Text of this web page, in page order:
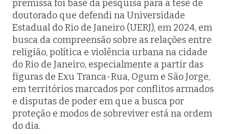
premissa foi base da pesquisa para a tese de
doutorado que defendi na Universidade
Estadual do Rio de Janeiro (UERJ), em 2024, em
busca da compreensão sobre as relações entre
religião, política e violência urbana na cidade
do Rio de Janeiro, especialmente a partir das
figuras de Exu Tranca-Rua, Ogum e São Jorge,
em territórios marcados por conflitos armados
e disputas de poder em que a busca por
proteção e modos de sobreviver está na ordem
do dia.